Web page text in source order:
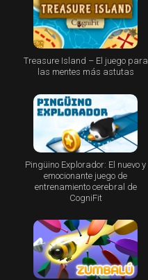
Treasure Island – El juego para
las mentes más astutas
Pingüino Explorador: El nuevo y
emocionante juego de
entrenamiento cerebral de
CogniFit